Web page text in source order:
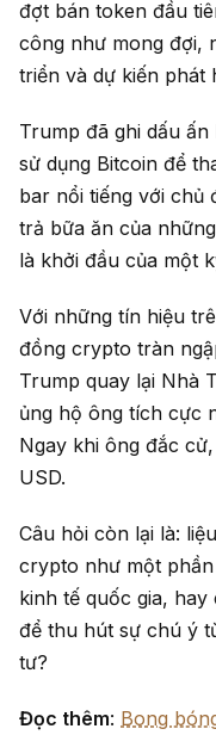
đợt bán token đầu
công như mong đợi,
triển và dự kiến phát
Trump đã ghi dấu
sử dụng Bitcoin để
bar nổi tiếng với chủ
trả bữa ăn của
là khởi đầu của một
Với những tín hiệu
đồng crypto tràn
Trump quay lại Nhà
ủng hộ ông tích cực
Ngay khi ông đắc
USD.
Câu hỏi còn lại là:
crypto như một
kinh tế quốc gia, hay
để thu hút sự chú ý
tư?
Đọc thêm: Bong